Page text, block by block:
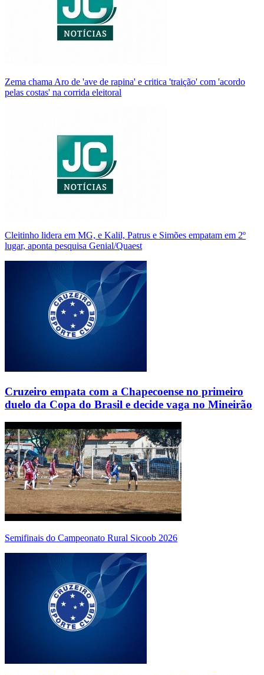
Zema chama Aro de 'ave de rapina' e critica 'traição' com 'acordo
pelas costas' na corrida eleitoral
Cleitinho lidera em MG, e Kalil, Patrus e Simões empatam em 2º
lugar, aponta pesquisa Genial/Quaest
Cruzeiro empata com a Chapecoense no primeiro
duelo da Copa do Brasil e decide vaga no Mineirão
Semifinais do Campeonato Rural Sicoob 2026